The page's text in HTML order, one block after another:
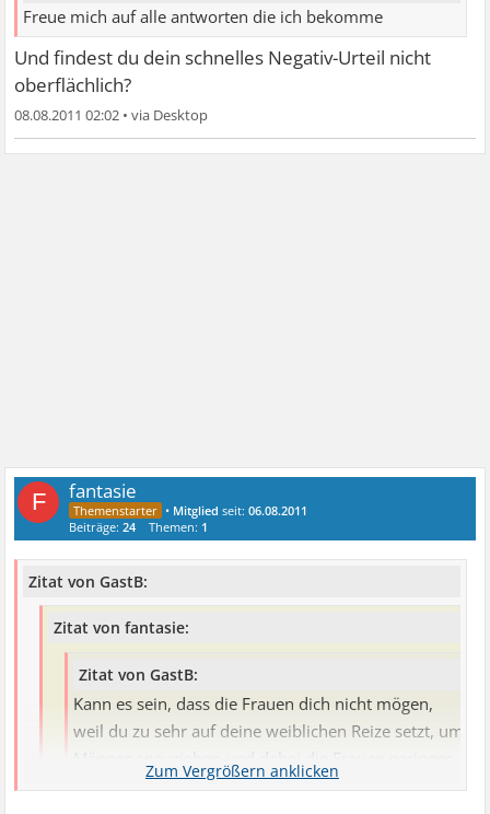
Freue mich auf alle antworten die ich bekomme
Und findest du dein schnelles Negativ-Urteil nicht
oberflächlich?
08.08.2011 02:02 •
F fantasie
• Mitglied seit:06.08.2011
Beiträge:24 Themen: 1
Zitat von GastB:
Zitat von fantasie:
Zitat von GastB:
Kann es sein, dass die Frauen dich nicht mögen,
weil du zu sehr auf deine weiblichen Reize setzt, um
achtest?